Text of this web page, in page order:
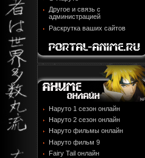
Другое и связь с
администрацией
Раскрутка ваших сайтов
Наруто 1 сезон онлайн
Наруто 2 сезон онлайн
Наруто фильмы онлайн
Наруто фильм 9
Fairy Tail онлайн